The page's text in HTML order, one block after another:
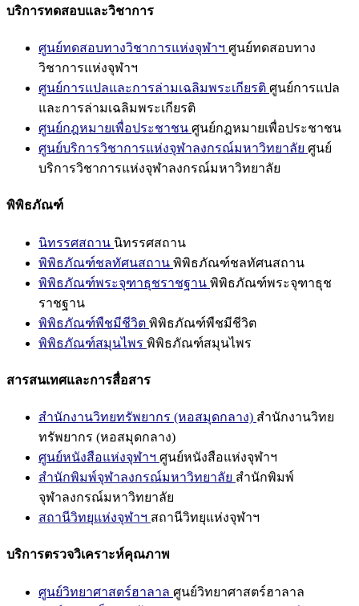
บริการทดสอบและวิชาการ
ศูนย์ทดสอบทางวิชาการแห่งจุฬาฯ ศูนย์ทดสอบทาง
วิชาการแห่งจุฬาฯ
ศูนย์การแปลและการล่ามเฉลิมพระเกียรติ ศูนย์การแปล
และการล่ามเฉลิมพระเกียรติ
ศูนย์กฎหมายเพื่อประชาชน ศูนย์กฎหมายเพื่อประชาชน
ศูนย์บริการวิชาการแห่งจุฬาลงกรณ์มหาวิทยาลัย ศูนย์
บริการวิชาการแห่งจุฬาลงกรณ์มหาวิทยาลัย
พิพิธภัณฑ์
นิทรรศสถาน นิทรรศสถาน
พิพิธภัณฑ์ชลทัศนสถาน พิพิธภัณฑ์ชลทัศนสถาน
พิพิธภัณฑ์พระจุฑาธุชราชฐาน พิพิธภัณฑ์พระจุฑาธุช
ราชฐาน
พิพิธภัณฑ์พืชมีชีวิต พิพิธภัณฑ์พืชมีชีวิต
พิพิธภัณฑ์สมุนไพร พิพิธภัณฑ์สมุนไพร
สารสนเทศและการสื่อสาร
สำนักงานวิทยทรัพยากร (หอสมุดกลาง) สำนักงานวิทย
ทรัพยากร (หอสมุดกลาง)
ศูนย์หนังสือแห่งจุฬาฯ ศูนย์หนังสือแห่งจุฬาฯ
สำนักพิมพ์จุฬาลงกรณ์มหาวิทยาลัย สำนักพิมพ์
จุฬาลงกรณ์มหาวิทยาลัย
สถานีวิทยุแห่งจุฬาฯ สถานีวิทยุแห่งจุฬาฯ
บริการตรวจวิเคราะห์คุณภาพ
ศูนย์วิทยาศาสตร์ฮาลาล ศูนย์วิทยาศาสตร์ฮาลาล